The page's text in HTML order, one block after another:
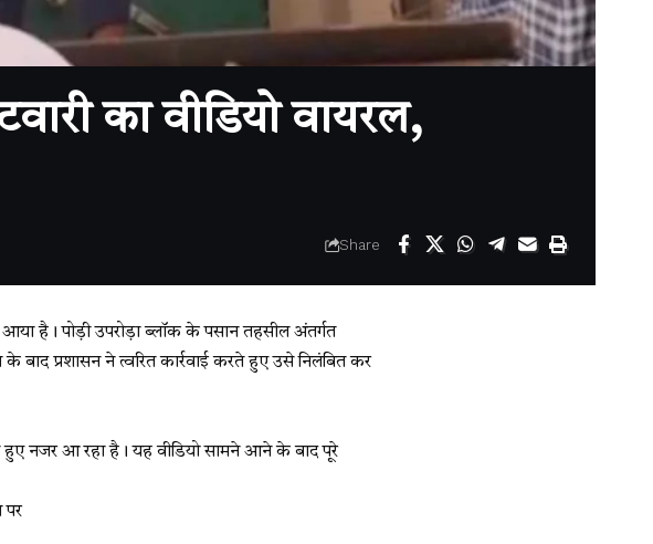
का वीडियो वायरल,
Share
आया है। पोड़ी उपरोड़ा ब्लॉक के पसान तहसील अंतर्गत
के बाद प्रशासन ने त्वरित कार्रवाई करते हुए उसे निलंबित कर
हुए नजर आ रहा है। यह वीडियो सामने आने के बाद पूरे
पर